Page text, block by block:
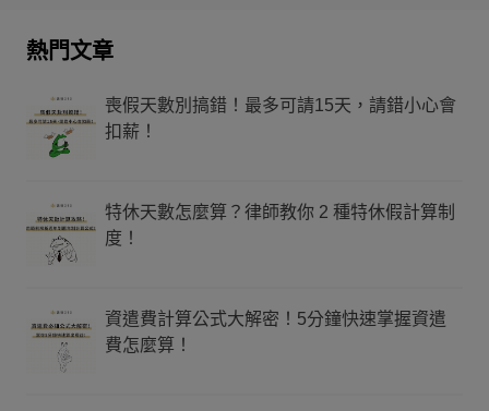
熱門文章
喪假天數別搞錯！最多可請15天，請錯小心會
扣薪！
特休天數怎麼算？律師教你 2 種特休假計算制
度！
資遣費計算公式大解密！5分鐘快速掌握資遣
費怎麼算！